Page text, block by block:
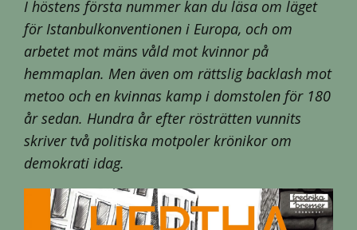
I höstens första nummer kan du läsa om läget
för Istanbulkonventionen i Europa, och om
arbetet mot mäns våld mot kvinnor på
hemmaplan. Men även om rättslig backlash mot
metoo och en kvinnas kamp i domstolen för 180
år sedan. Hundra år efter rösträtten vunnits
skriver två politiska motpoler krönikor om
demokrati idag.